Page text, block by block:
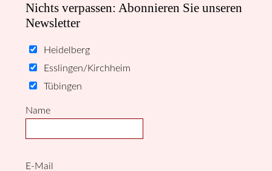
Nichts verpassen: Abonnieren Sie unseren
Newsletter
Heidelberg
Esslingen/Kirchheim
Tübingen
Name
E-Mail